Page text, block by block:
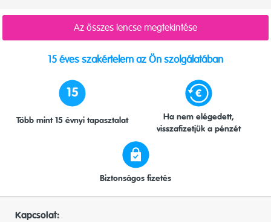
Az összes lencse megtekintése
15 éves szakértelem az Ön szolgálatában
15
Több mint 15 évnyi tapasztalat
Biztonságos fizetés
Ha nem elégedett,
visszafizetjük a pénzét
Kapcsolat: